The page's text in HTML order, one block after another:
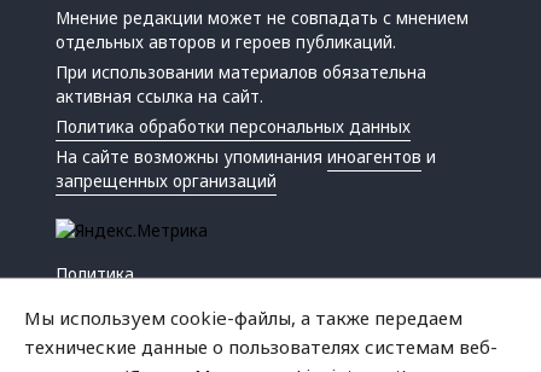
Мнение редакции может не совпадать с мнением
отдельных авторов и героев публикаций.
При использовании материалов обязательна
активная ссылка на сайт.
Политика обработки персональных данных
На сайте возможны упоминанияиноагентов и
запрещенных организаций
Политика
Мы используем cookie-файлы, а также передаем
технические данные о пользователях системам веб-